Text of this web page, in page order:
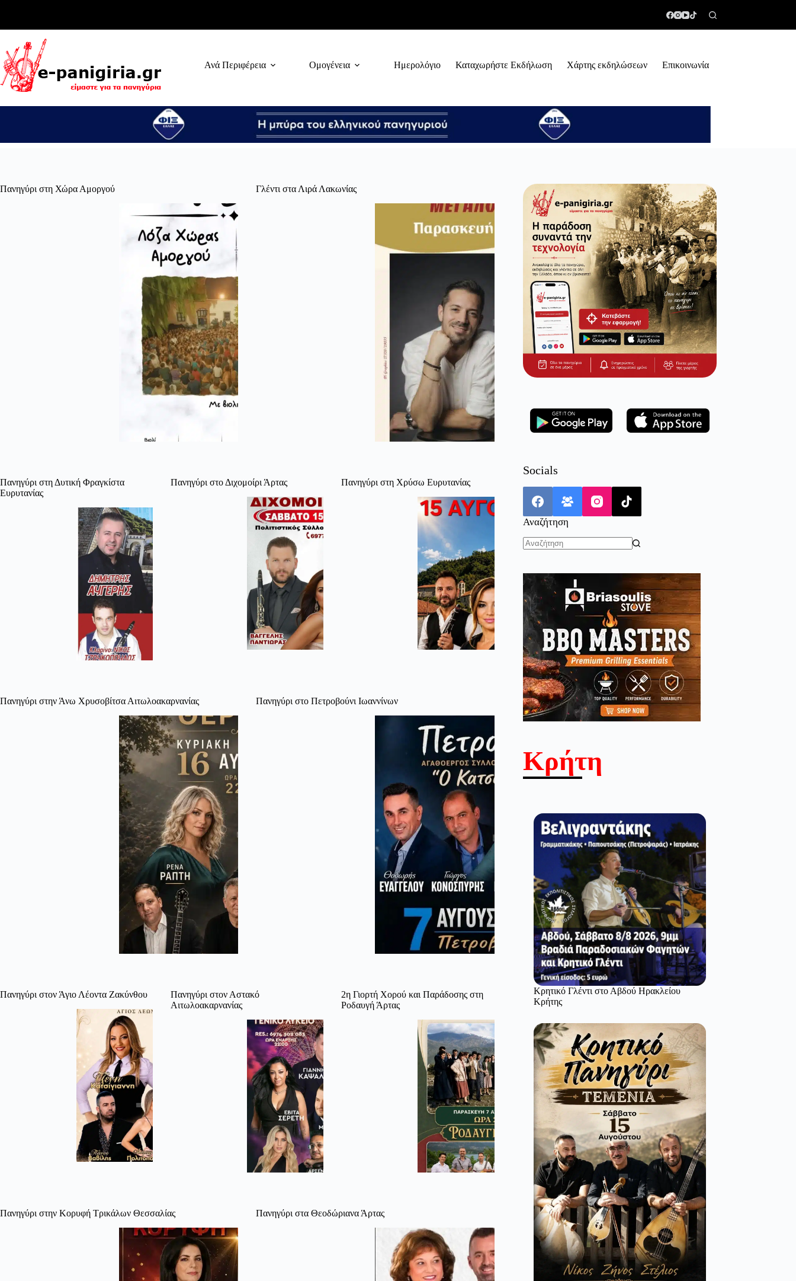
Ανά Περιφέρεια Ομογένεια Ημερολόγιο Καταχωρήστε Εκδήλωση Χάρτης εκδηλώσεων Επικοινωνία
Πανηγύρι στη Χώρα Αμοργού Γλέντι στα Λιρά Λακωνίας
Πανηγύρι στη Δυτική Φραγκίστα
Ευρυτανίας
Πανηγύρι στο Διχομοίρι Άρτας Πανηγύρι στη Χρύσω Ευρυτανίας
Πανηγύρι στην Άνω Χρυσοβίτσα Αιτωλοακαρνανίας Πανηγύρι στο Πετροβούνι Ιωαννίνων
Πανηγύρι στον Άγιο Λέοντα Ζακύνθου
Πανηγύρι στον Αστακό
Αιτωλοακαρνανίας
2η Γιορτή Χορού και Παράδοσης στη
Ροδαυγή Άρτας
Πανηγύρι στην Κορυφή Τρικάλων Θεσσαλίας Πανηγύρι στα Θεοδώριανα Άρτας
Socials
Αναζήτηση
Κρήτη
Κρητικό Γλέντι στο Αβδού Ηρακλείου
Κρήτης